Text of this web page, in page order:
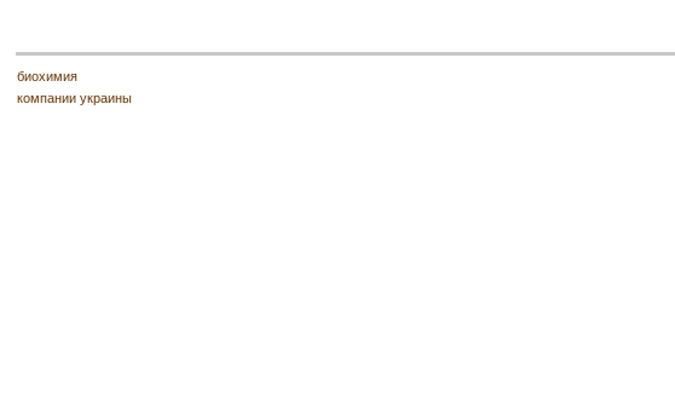
биохимия
компании украины